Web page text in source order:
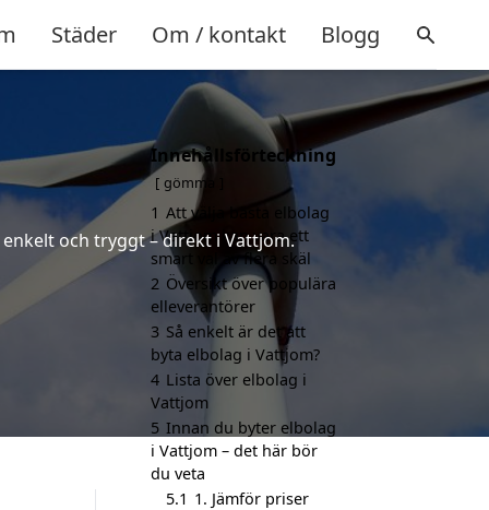
Städer Om / kontakt Blogg
och tryggt – direkt i Vattjom.
Innehållsförteckning
gömma
1 Att välja bästa elbolag
i Vattjom kan vara ett
smart val av flera skäl
2 Översikt över populära
elleverantörer
3 Så enkelt är det att
byta elbolag i Vattjom?
4 Lista över elbolag i
Vattjom
5 Innan du byter elbolag
i Vattjom – det här bör
du veta
5.1 1. Jämför priser